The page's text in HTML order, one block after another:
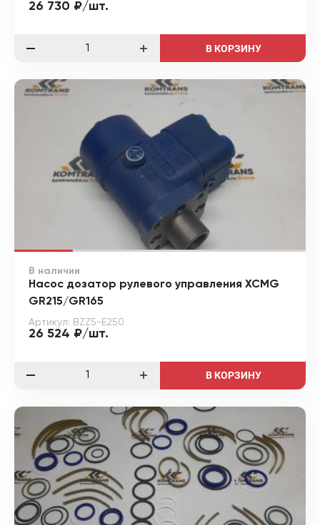
26 730 ₽/шт.
В КОРЗИНУ
В наличии
Насос дозатор рулевого управления XCMG
GR215/GR165
Артикул: BZZ5-E250
26 524 ₽/шт.
В КОРЗИНУ